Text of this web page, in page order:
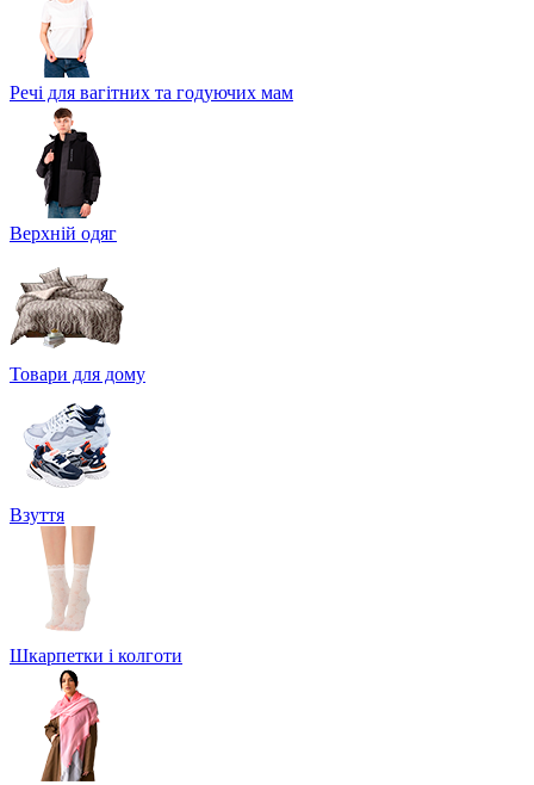
Речі для вагітних та годуючих мам
Верхній одяг
Товари для дому
Взуття
Шкарпетки і колготи